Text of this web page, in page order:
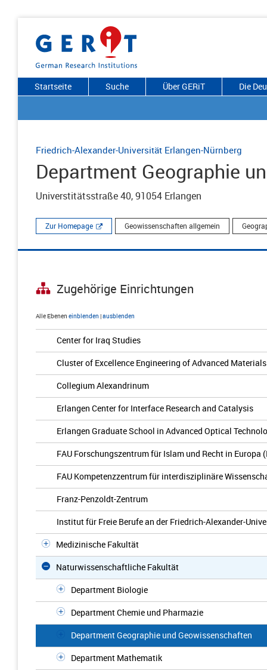
Startseite Suche Über GERiT Die
Friedrich-Alexander-Universität Erlangen-Nürnberg
Department Geographie
Universtitätsstraße 40, 91054 Erlangen
Zur Homepage Geowissenschaften allgemein
Zugehörige Einrichtungen
Alle Ebenen einblenden |ausblenden
Center for Iraq Studies
Cluster of Excellence Engineering of Advanced Materials
Collegium Alexandrinum
Erlangen Center for Interface Research and Catalysis
Erlangen Graduate School in Advanced Optical
FAU Forschungszentrum für Islam und Recht in Europa
FAU Kompetenzzentrum für interdisziplinäre
Franz-Penzoldt-Zentrum
Institut für Freie Berufe an der Friedrich-Alexander-
Medizinische Fakultät
Naturwissenschaftliche Fakultät
Department Biologie
Department Chemie und Pharmazie
Department Geographie und Geowissenschaften
Department Mathematik